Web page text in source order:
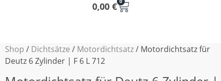
0,00 €
Shop / Dichtsätze / Motordichtsatz/ Motordichtsatz für
Deutz 6 Zylinder | F 6 L 712